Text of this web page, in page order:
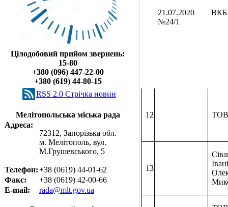
Цілодобовий прийом звернень:
15-80
+380 (096) 447-22-00
+380 (619) 44-80-15
RSS 2.0 Cтрічка новин
Мелітопольська міська рада
Адреса:
72312, Запорізька обл.
м. Мелітополь, вул.
М.Грушевського, 5
Телефон:+38 (0619) 44-01-62
Факс:
+38 (0619) 42-00-66
E-mail:
rada@mlt.gov.ua
21 .07.2020
№24/1
12
13